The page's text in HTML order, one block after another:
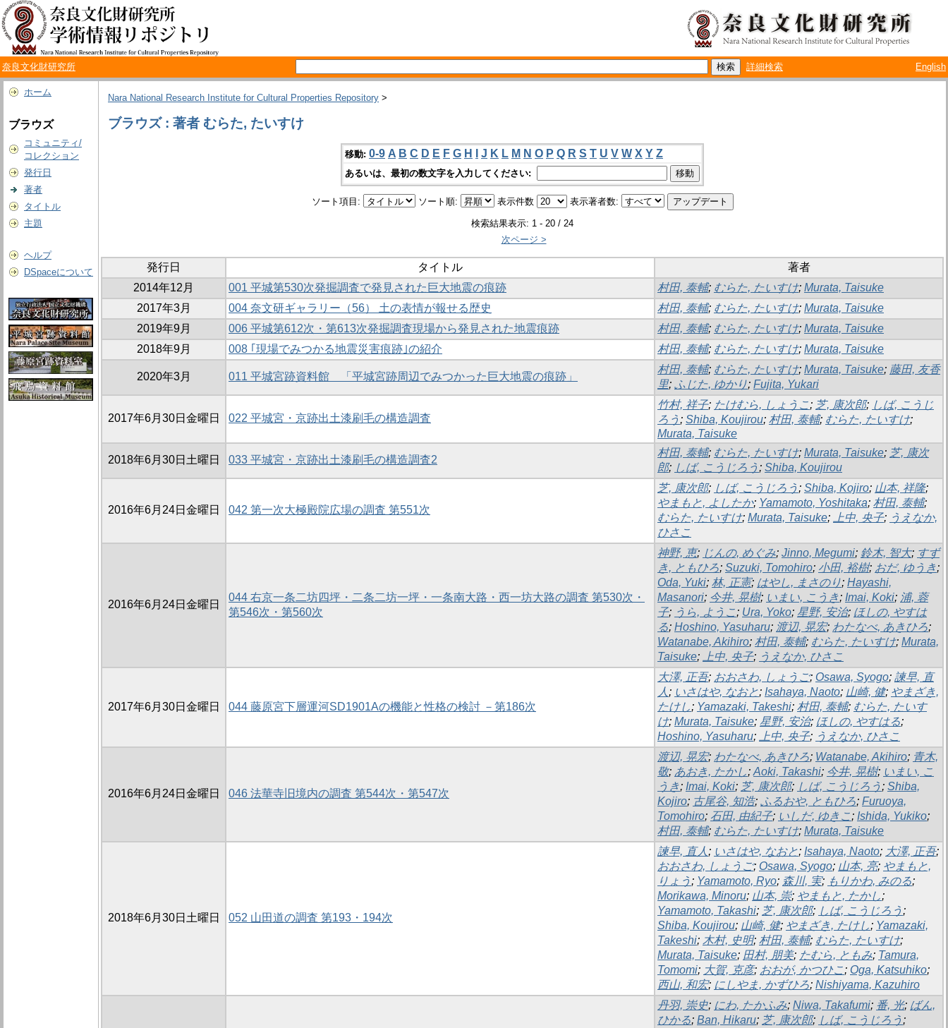
奈良文化財研究所 詳細検索 English
ホーム
ブラウズ
コミュニティ/
コレクション
発行日
著者
タイトル
主題
ヘルプ
DSpaceについて
Nara National Research Institute for Cultural Properties Repository >
ブラウズ : 著者 むらた, たいすけ
移動: 0-9 A B C D E F G H J K L M N O P Q R S T U V W X Y Z
あるいは、最初の数文字を入力してください:
ソート項目: ソート順: 表示件数 表示著者数:
検索結果表示: 1 - 20 / 24
次ページ >
発行日 タイトル
著者
2014年12月
001 平城第530次発掘調査で発見された巨大地震の痕跡 村田, 泰輔; むらた, たいすけ; Murata, Taisuke
2017年3月
004 奈文研ギャラリー（56） 土の表情が報せる歴史 村田, 泰輔; むらた, たいすけ; Murata, Taisuke
2019年9月
006 平城第612次・第613次発掘調査現場から発見された地震痕跡 村田, 泰輔; むらた, たいすけ; Murata, Taisuke
2018年9月
008 ｢現場でみつかる地震災害痕跡｣の紹介 村田, 泰輔; むらた, たいすけ; Murata, Taisuke
2020年3月 011 平城宮跡資料館 「平城宮跡周辺でみつかった巨大地震の痕跡」
村田, 泰輔; むらた, たいすけ; Murata, Taisuke; 藤田, 友香
里; ふじた, ゆかり; Fujita, Yukari
2017年6月30日金曜日 022 平城宮・京跡出土漆刷毛の構造調査
竹村, 祥子; たけむら, しょうこ; 芝, 康次郎; しば, こうじ
ろう ; Shiba, Koujirou; 村田, 泰輔; むらた, たいすけ;
Murata, Taisuke
2018年6月30日土曜日 033 平城宮・京跡出土漆刷毛の構造調査2
村田, 泰輔; むらた, たいすけ; Murata, Taisuke; 芝, 康次
郎; しば, こうじろう ; Shiba, Koujirou
2016年6月24日金曜日 042 第一次大極殿院広場の調査 第551次
芝, 康次郎; しば, こうじろう ; Shiba, Kojiro; 山本, 祥隆;
やまもと, よしたか; Yamamoto, Yoshitaka; 村田, 泰輔;
むらた, たいすけ; Murata, Taisuke; 上中, 央子; うえなか,
ひさこ
2016年6月24日金曜日
044 右京一条二坊四坪・二条二坊一坪・一条南大路・西一坊大路の調査 第530次・
第546次・第560次
神野, 恵; じんの, めぐみ; Jinno, Megumi; 鈴木, 智大; すず
き, ともひろ; Suzuki, Tomohiro; 小田, 裕樹; おだ, ゆうき;
Oda, Yuki; 林, 正憲; はやし, まさのり; Hayashi,
Masanori; 今井, 晃樹; いまい, こうき; Imai, Koki; 浦, 蓉
子; うら, ようこ; Ura, Yoko; 星野, 安治; ほしの, やすは
る; Hoshino, Yasuharu; 渡辺, 晃宏; わたなべ, あきひろ;
Watanabe, Akihiro; 村田, 泰輔; むらた, たいすけ; Murata,
Taisuke; 上中, 央子; うえなか, ひさこ
2017年6月30日金曜日 044 藤原宮下層運河SD1901Aの機能と性格の検討 －第186次
大澤, 正吾; おおさわ, しょうご; Osawa, Syogo; 諫早, 直
人 ; いさはや, なおと; Isahaya, Naoto; 山崎, 健; やまざき,
たけし; Yamazaki, Takeshi; 村田, 泰輔; むらた, たいす
け; Murata, Taisuke; 星野, 安治; ほしの, やすはる;
Hoshino, Yasuharu; 上中, 央子; うえなか, ひさこ
2016年6月24日金曜日 046 法華寺旧境内の調査 第544次・第547次
渡辺, 晃宏; わたなべ, あきひろ; Watanabe, Akihiro; 青木,
敬; あおき, たかし; Aoki, Takashi; 今井, 晃樹; いまい, こ
うき; Imai, Koki; 芝, 康次郎; しば, こうじろう ; Shiba,
Kojiro; 古尾谷, 知浩; ふるおや, ともひろ; Furuoya,
Tomohiro; 石田, 由紀子; いしだ, ゆきこ; Ishida, Yukiko;
村田, 泰輔; むらた, たいすけ; Murata, Taisuke
2018年6月30日土曜日 052 山田道の調査 第193・194次
諫早, 直人 ; いさはや, なおと; Isahaya, Naoto; 大澤, 正吾;
おおさわ, しょうご; Osawa, Syogo; 山本, 亮; やまもと,
りょう ; Yamamoto, Ryo; 森川, 実; もりかわ, みのる;
Morikawa, Minoru; 山本, 崇; やまもと, たかし;
Yamamoto, Takashi; 芝, 康次郎; しば, こうじろう ;
Shiba, Koujirou; 山崎, 健; やまざき, たけし; Yamazaki,
Takeshi; 木村, 史明; 村田, 泰輔; むらた, たいすけ;
Murata, Taisuke; 田村, 朋美; たむら, ともみ; Tamura,
Tomomi; 大賀, 克彦; おおが, かつひこ; Oga, Katsuhiko;
西山, 和宏; にしやま, かずひろ; Nishiyama, Kazuhiro
丹羽, 崇史; にわ, たかふみ; Niwa, Takafumi; 番, 光; ばん,
ひかる; Ban, Hikaru; 芝, 康次郎; しば, こうじろう ;